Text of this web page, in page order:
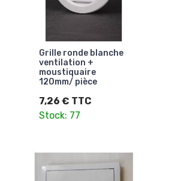
Grille ronde blanche
ventilation +
moustiquaire
120mm/ pièce
7,26 € TTC
Stock: 77